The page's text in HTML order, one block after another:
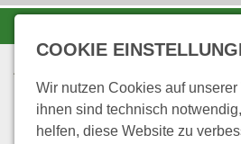
COOKIE
Wir nutzen Cookies auf
ihnen sind technisch
helfen, diese Website zu